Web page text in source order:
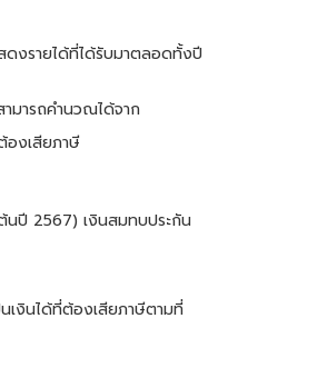
ดงรายได้ที่ได้รับมาตลอดทั้งปี
มารถคำนวณได้จาก
งเสียภาษี
นปี 2567) เงินสมทบประกัน
เงินได้ที่ต้องเสียภาษีตามที่